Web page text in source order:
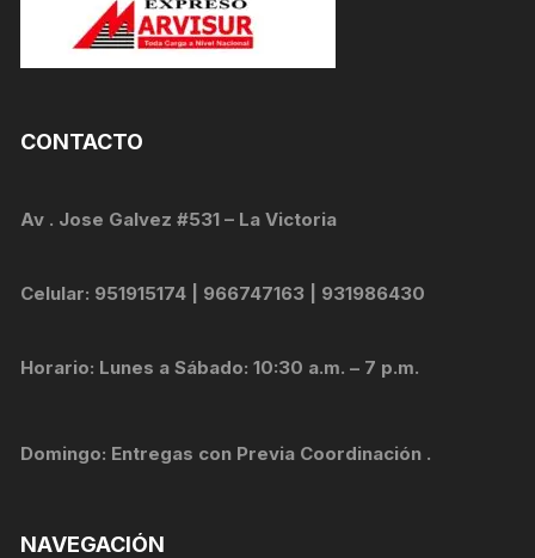
CONTACTO
Av . Jose Galvez #531 – La Victoria
Celular: 951915174 | 966747163 | 931986430
Horario: Lunes a Sábado: 10:30 a.m. – 7 p.m.
Domingo: Entregas con Previa Coordinación .
NAVEGACIÓN